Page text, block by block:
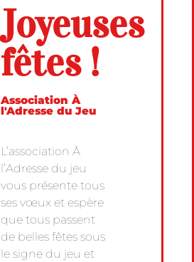
Joyeuses
fêtes !
Association À
l'Adresse du Jeu
L’association À
l’Adresse du jeu
vous présente tous
ses vœux et espère
que tous passent
de belles fêtes sous
le signe du jeu et